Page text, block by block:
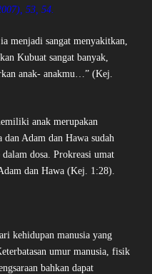
53, 54.
menjadi sangat menyakitkan,
Kubuat sangat banyak,
anak- anakmu…” (Kej.
anak merupakan
Adam dan Hawa sudah
dosa. Prokreasi umat
dan Hawa (Kej. 1:28).
kehidupan manusia yang
umur manusia, fisik
bahkan dapat